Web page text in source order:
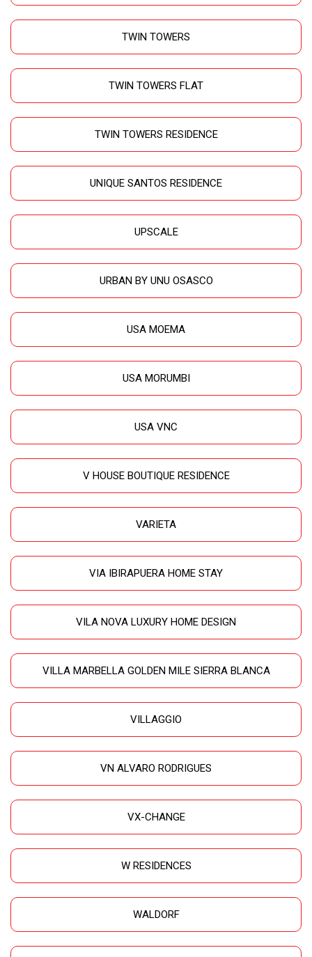
TWIN TOWERS
TWIN TOWERS FLAT
TWIN TOWERS RESIDENCE
UNIQUE SANTOS RESIDENCE
UPSCALE
URBAN BY UNU OSASCO
USA MOEMA
USA MORUMBI
USA VNC
V HOUSE BOUTIQUE RESIDENCE
VARIETA
VIA IBIRAPUERA HOME STAY
VILA NOVA LUXURY HOME DESIGN
VILLA MARBELLA GOLDEN MILE SIERRA BLANCA
VILLAGGIO
VN ALVARO RODRIGUES
VX-CHANGE
W RESIDENCES
WALDORF